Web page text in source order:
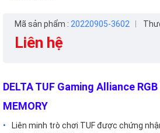
Mã sản phẩm : 20220905-3602
Liên hệ
DELTA TUF Gaming Alliance RGB
MEMORY
Liên minh trò chơi TUF được chứng